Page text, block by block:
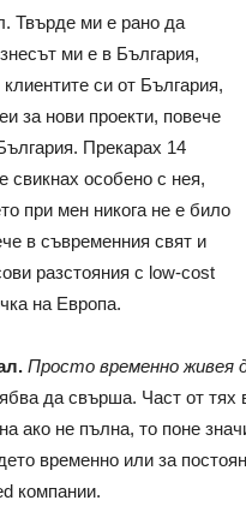
Твърде ми е рано да
ми е в България,
си от България,
за нови проекти, повече
Прекарах 14
свикнах особено с нея,
при мен никога не е било
в съвременния свят и
разстояния с low-cost
на Европа.
Просто временно живея
да свърша. Част от
ако не пълна, то поне
временно или за
компании.